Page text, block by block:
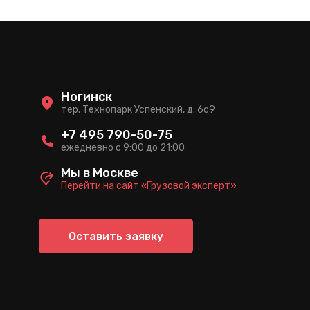
Оставить заявку
тер. Технопарк Успенский, д. 6c9
Ногинск
ежедневно с 9:00 до 21:00
+7 495 790-50-75
Перейти на сайт «Грузовой эксперт»
Мы в Москве